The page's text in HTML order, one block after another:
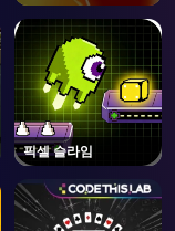
픽셀 슬라임